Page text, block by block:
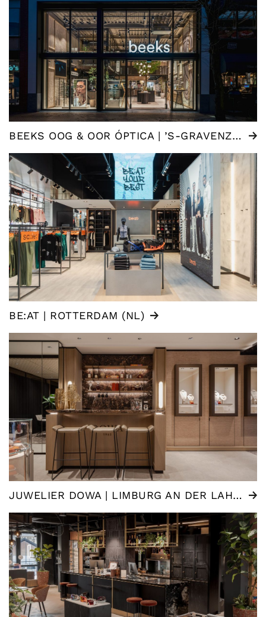
BEEKS OOG & OOR ÓPTICA | ’S-GRAVENZANDE (NL)
BE:AT | ROTTERDAM (NL)
JUWELIER DOWA | LIMBURG AN DER LAHN (DE)